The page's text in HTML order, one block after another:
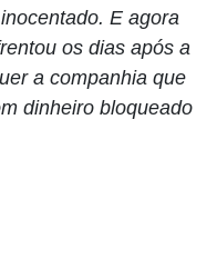
E agora
os dias após a
a companhia que
dinheiro bloqueado